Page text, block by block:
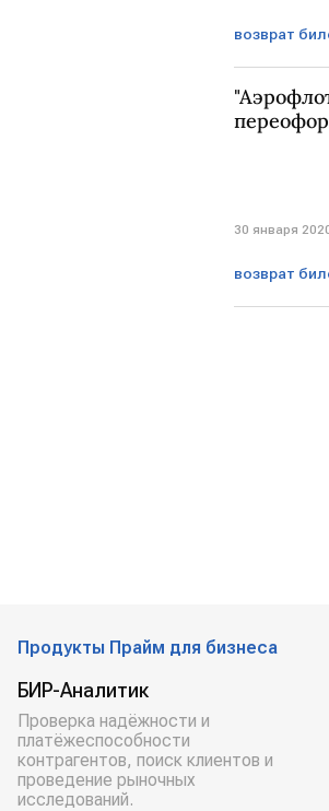
возврат
ГЕРМАНИЯ
30 января
возврат
Продукты Прайм для бизнеса
БИР-Аналитик
Проверка надёжности и
платёжеспособности
контрагентов, поиск клиентов и
проведение рыночных
исследований.